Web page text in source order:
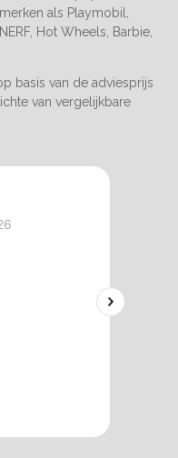
als Playmobil,
Hot Wheels, Barbie,
basis van de adviesprijs
van vergelijkbare